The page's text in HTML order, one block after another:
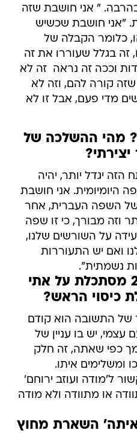
" אני חושבת שזה
"אני חושבת שכשיש
כלומר הקבלה של
בגלל שעוררו את זה
וככה זה נראה  זה לא
קורה להם, וזה לא
מדי פעם, אבל זו לא
מהי ההשלכה של
יגדל יותר, יהיה
אני חושבת
השפה העברית, אחר
וזה מבורך, כי זו שפה
על השורשים שלנו,
ואם יש התעוררות
נשמתית".
איך אתי אנקרי 2009 מסתכלת על אתי
כיסוי הראש?
של התשובה הוא קודם
עצמי, יש בו עניין של
כפי שאתה, זה חלק
ומשלימים איתו.
ל'מודה ועוזב ירוחם' 
או מתוודה ולא מודה 
השארת מחוץ